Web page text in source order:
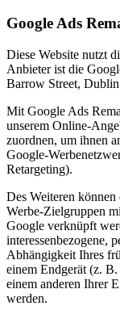
Google Ads
Diese Website nutzt
Anbieter ist die
Barrow Street,
Mit Google Ads
unserem Online-
zuordnen, um ihnen
Google-
Retargeting).
Des Weiteren
Werbe-Zielgruppen
Google verknüpft
interessenbezogene,
Abhängigkeit Ihres
einem Endgerät (z.
einem anderen Ihrer
werden.